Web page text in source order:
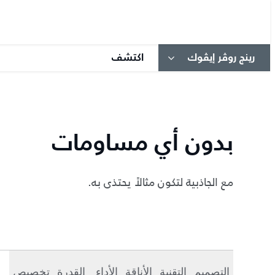
رينج روڤر إيڤوك اكتشف
بدون أي مساومات
مع الجاذبية لتكون مثالاً يحتذى به.
التصميم التقنية الأناقة الأداء القدرة تخصيص